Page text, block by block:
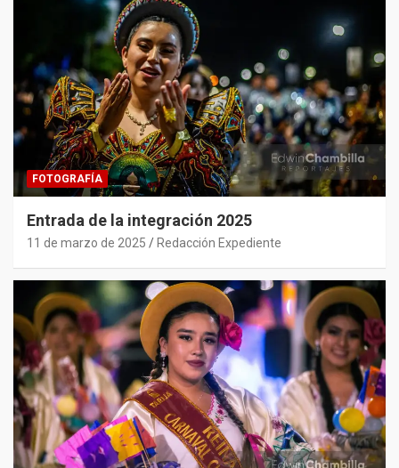
FOTOGRAFÍA
Entrada de la integración 2025
11 de marzo de 2025 Redacción Expediente